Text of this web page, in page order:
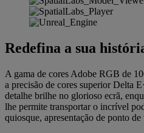
Redefina a sua
A gama de cores Adobe RGB de
a precisão de cores superior Delta
detalhe brilhe no glorioso ecrã,
lhe permite transportar o incrível
quiosque, apresentação de ponto